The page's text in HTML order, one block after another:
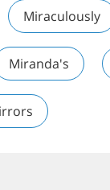
Miraculously
Miranda's